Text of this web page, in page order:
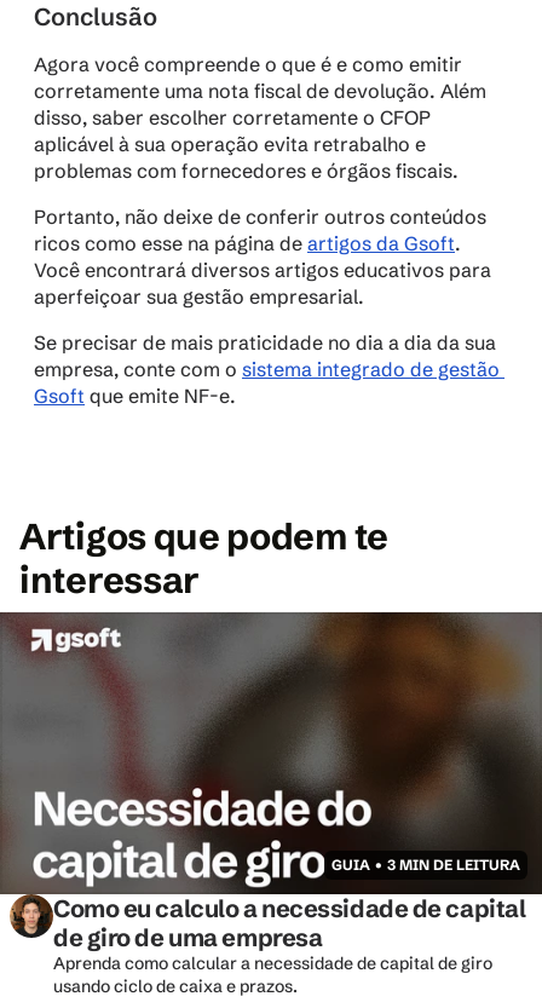
Conclusão
Agora você compreende o que é e como emitir
corretamente uma nota fiscal de devolução. Além
disso, saber escolher corretamente o CFOP
aplicável à sua operação evita retrabalho e
problemas com fornecedores e órgãos fiscais.
Portanto, não deixe de conferir outros conteúdos
ricos como esse na página de artigos da Gsoft.
Você encontrará diversos artigos educativos para
aperfeiçoar sua gestão empresarial.
Se precisar de mais praticidade no dia a dia da sua
empresa, conte com o sistema integrado de gestão
Gsoft que emite NF-e.
Artigos que podem te
interessar
GUIA • 3 MIN DE LEITURA
Como eu calculo a necessidade de capital
de giro de uma empresa
Aprenda como calcular a necessidade de capital de giro
usando ciclo de caixa e prazos.